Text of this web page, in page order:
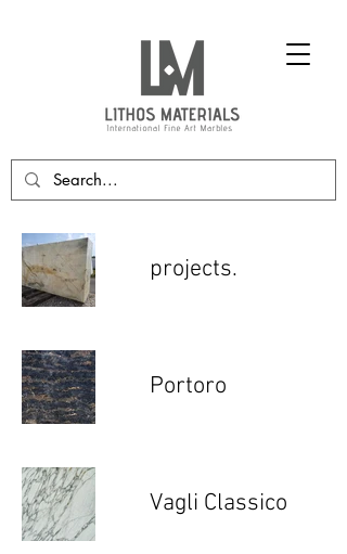
projects.
Portoro
Vagli Classico